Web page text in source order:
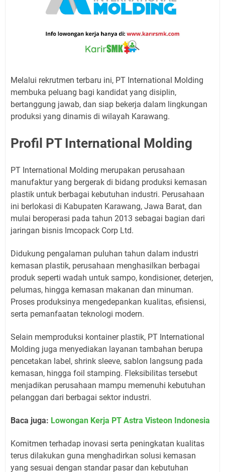
Melalui rekrutmen terbaru ini, PT International Molding
membuka peluang bagi kandidat yang disiplin,
bertanggung jawab, dan siap bekerja dalam lingkungan
produksi yang dinamis di wilayah Karawang.
Profil PT International Molding
PT International Molding merupakan perusahaan
manufaktur yang bergerak di bidang produksi kemasan
plastik untuk berbagai kebutuhan industri. Perusahaan
ini berlokasi di Kabupaten Karawang, Jawa Barat, dan
mulai beroperasi pada tahun 2013 sebagai bagian dari
jaringan bisnis Imcopack Corp Ltd.
Didukung pengalaman puluhan tahun dalam industri
kemasan plastik, perusahaan menghasilkan berbagai
produk seperti wadah untuk sampo, kondisioner, deterjen,
pelumas, hingga kemasan makanan dan minuman.
Proses produksinya mengedepankan kualitas, efisiensi,
serta pemanfaatan teknologi modern.
Selain memproduksi kontainer plastik, PT International
Molding juga menyediakan layanan tambahan berupa
pencetakan label, shrink sleeve, sablon langsung pada
kemasan, hingga foil stamping. Fleksibilitas tersebut
menjadikan perusahaan mampu memenuhi kebutuhan
pelanggan dari berbagai sektor industri.
Baca juga: Lowongan Kerja PT Astra Visteon Indonesia
Komitmen terhadap inovasi serta peningkatan kualitas
terus dilakukan guna menghadirkan solusi kemasan
yang sesuai dengan standar pasar dan kebutuhan